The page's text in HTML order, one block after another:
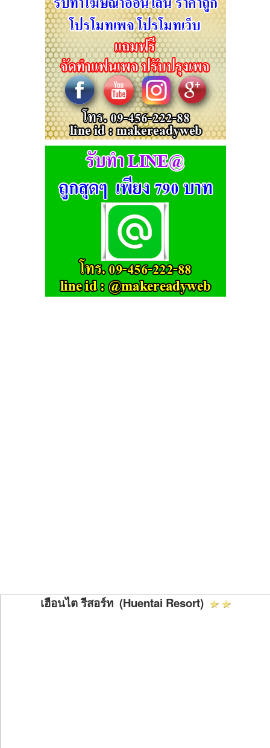
เฮือนไต รีสอร์ท (Huentai Resort)